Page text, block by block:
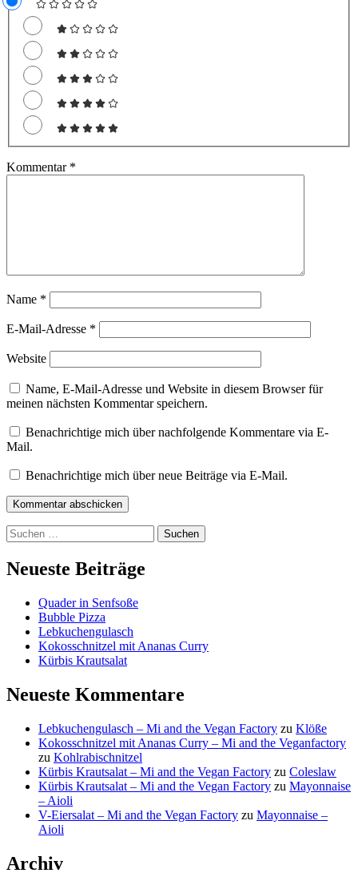
Kommentar *
Name *
E-Mail-Adresse *
Website
Name, E-Mail-Adresse und Website in diesem Browser für
meinen nächsten Kommentar speichern.
Benachrichtige mich über nachfolgende Kommentare via E-
Mail.
Benachrichtige mich über neue Beiträge via E-Mail.
Kommentar abschicken
Suchen
nach:
Neueste Beiträge
Quader in Senfsoße
Bubble Pizza
Lebkuchengulasch
Kokosschnitzel mit Ananas Curry
Kürbis Krautsalat
Neueste Kommentare
Lebkuchengulasch – Mi and the Vegan Factory zu Klöße
Kokosschnitzel mit Ananas Curry – Mi and the Veganfactory
zu Kohlrabischnitzel
Kürbis Krautsalat – Mi and the Vegan Factory zu Coleslaw
Kürbis Krautsalat – Mi and the Vegan Factory zu Mayonnaise
– Aioli
V-Eiersalat – Mi and the Vegan Factory zu Mayonnaise –
Aioli
Archiv